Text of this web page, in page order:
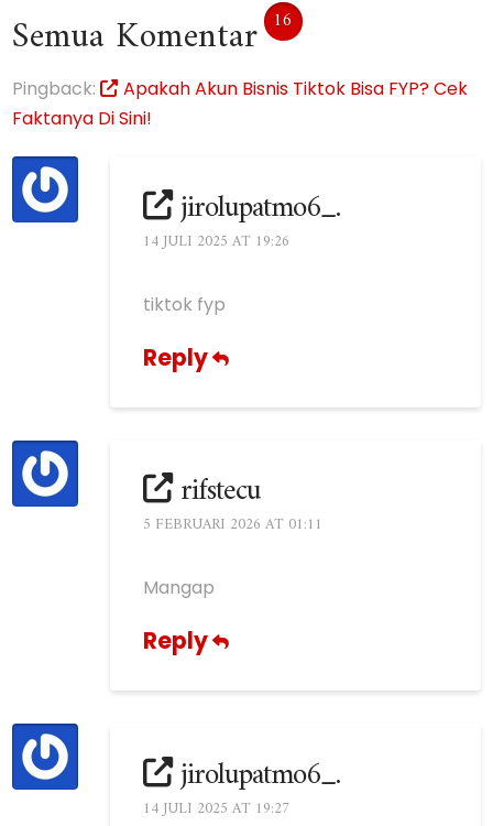
Semua Komentar 16
Pingback:
Apakah Akun Bisnis Tiktok Bisa FYP? Cek
Faktanya Di Sini!
jirolupatmo6_.
14 JULI 2025 AT 19:26
tiktok fyp
Reply
rifstecu
5 FEBRUARI 2026 AT 01:11
Mangap
Reply
jirolupatmo6_.
14 JULI 2025 AT 19:27